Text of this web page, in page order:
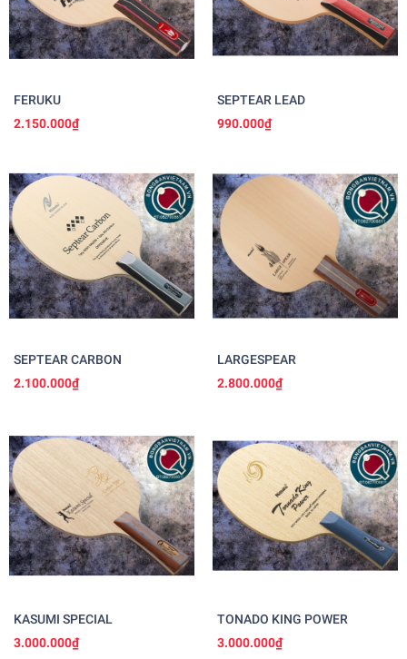
FERUKU
2.150.000₫
SEPTEAR LEAD
990.000₫
SEPTEAR CARBON
2.100.000₫
LARGESPEAR
2.800.000₫
KASUMI SPECIAL
3.000.000₫
TONADO KING POWER
3.000.000₫